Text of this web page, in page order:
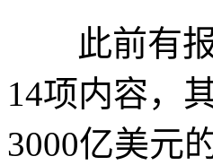
此前有报
14项内容，
3000亿美元